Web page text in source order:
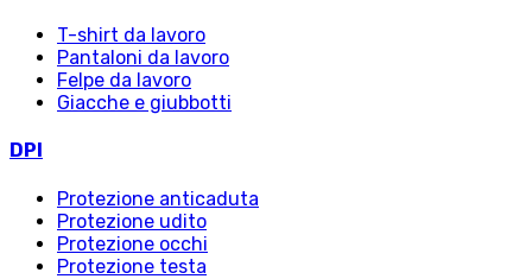
T-shirt da lavoro
Pantaloni da lavoro
Felpe da lavoro
Giacche e giubbotti
DPI
Protezione anticaduta
Protezione udito
Protezione occhi
Protezione testa